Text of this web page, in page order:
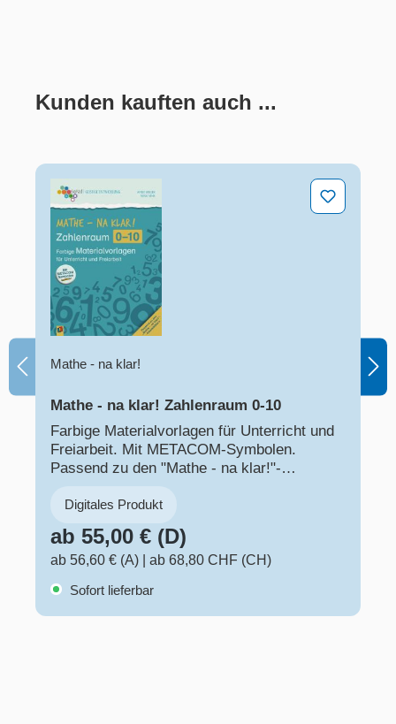
Produktgalerie überspringen
Kunden kauften auch ...
Mathe - na klar! Zahlenraum 0-10
Mathe - na klar!
Mathe - na klar! Zahlenraum 0-10
Farbige Materialvorlagen für Unterricht und
Freiarbeit. Mit METACOM-Symbolen.
Passend zu den "Mathe - na klar!"-
Digitales Produkt
ab 55,00 € (D)
ab 56,60 € (A)
ab 68,80 CHF (CH)
Sofort lieferbar